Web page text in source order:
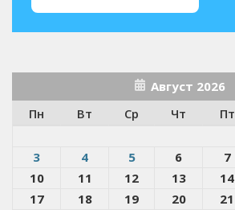
Август 2026
Пн
Вт Ср Чт Пт
3
4 5 6 7
10
11 12 13 14
17
18 19 20 21